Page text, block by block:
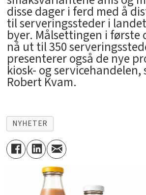
disse dager i ferd med å
til serveringssteder i
byer. Målsettingen i første
nå ut til 350
presenterer også de nye
kiosk- og servicehandelen,
Robert Kvam.
NYHETER